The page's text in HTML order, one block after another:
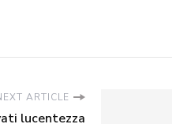
ARTICLE
lucentezza